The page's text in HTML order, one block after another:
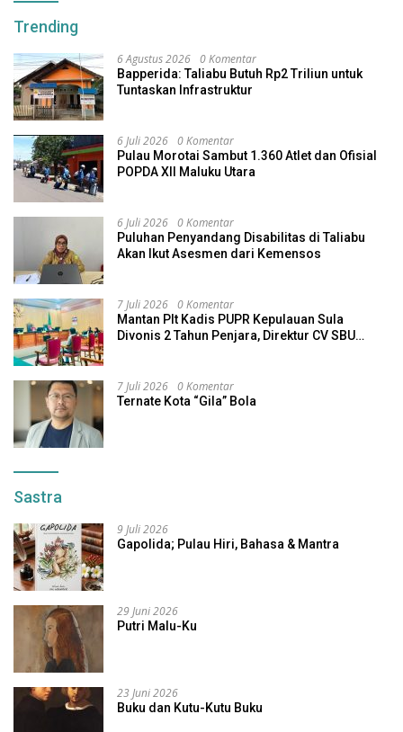
Trending
6 Agustus 2026 0 Komentar
Bapperida: Taliabu Butuh Rp2 Triliun untuk
Tuntaskan Infrastruktur
6 Juli 2026 0 Komentar
Pulau Morotai Sambut 1.360 Atlet dan Ofisial
POPDA XII Maluku Utara
6 Juli 2026 0 Komentar
Puluhan Penyandang Disabilitas di Taliabu
Akan Ikut Asesmen dari Kemensos
7 Juli 2026 0 Komentar
Mantan Plt Kadis PUPR Kepulauan Sula
Divonis 2 Tahun Penjara, Direktur CV SBU
7 Juli 2026 0 Komentar
Ternate Kota “Gila” Bola
Sastra
9 Juli 2026
Gapolida; Pulau Hiri, Bahasa & Mantra
29 Juni 2026
Putri Malu-Ku
23 Juni 2026
Buku dan Kutu-Kutu Buku